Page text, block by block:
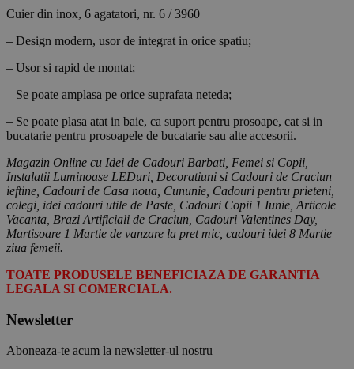
Cuier din inox, 6 agatatori, nr. 6 / 3960
– Design modern, usor de integrat in orice spatiu;
– Usor si rapid de montat;
– Se poate amplasa pe orice suprafata neteda;
– Se poate plasa atat in baie, ca suport pentru prosoape, cat si in
bucatarie pentru prosoapele de bucatarie sau alte accesorii.
Magazin Online cu Idei de Cadouri Barbati, Femei si Copii,
Instalatii Luminoase LEDuri, Decoratiuni si Cadouri de Craciun
ieftine, Cadouri de Casa noua, Cununie, Cadouri pentru prieteni,
colegi, idei cadouri utile de Paste, Cadouri Copii 1 Iunie, Articole
Vacanta, Brazi Artificiali de Craciun, Cadouri Valentines Day,
Martisoare 1 Martie de vanzare la pret mic, cadouri idei 8 Martie
ziua femeii.
TOATE PRODUSELE BENEFICIAZA DE GARANTIA
LEGALA SI COMERCIALA.
Newsletter
Aboneaza-te acum la newsletter-ul nostru